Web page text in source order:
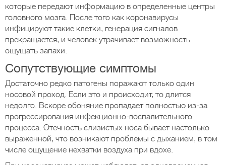
которые передают информацию в определенные центры
головного мозга. После того как коронавирусы
инфицируют такие клетки, генерация сигналов
прекращается, и человек утрачивает возможность
ощущать запахи.
Сопутствующие симптомы
Достаточно редко патогены поражают только один
носовой проход. Если это и происходит, то длится
недолго. Вскоре обоняние пропадает полностью из-за
прогрессирования инфекционно-воспалительного
процесса. Отечность слизистых носа бывает настолько
выраженной, что возникают проблемы с дыханием, в том
числе ощущение нехватки воздуха при вдохе.